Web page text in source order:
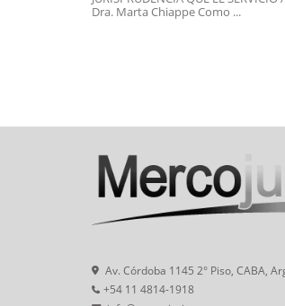
Dra. Marta Chiappe Como ...
Av. Córdoba 1145 2° Piso, CABA,
+54 11 4814-1918